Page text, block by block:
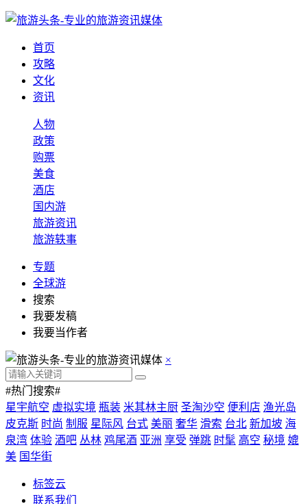
首页
攻略
文化
资讯
人物
政策
购票
美食
酒店
国内游
旅游资讯
旅游轶事
专题
全球游
搜索
我要发稿
我要当作者
×
#热门搜索#
星宇航空 虚拟实境 瓶装 米其林主厨 圣淘沙空 便利店 渔光岛
皮克斯 时尚 制服 星际风 台式 美丽 奢华 滑索 台北 新加坡 海
泉湾 体验 酒吧 丛林 鸡尾酒 亚洲 享受 弹跳 时髦 高空 秘境 媲
美 国华街
标签云
联系我们